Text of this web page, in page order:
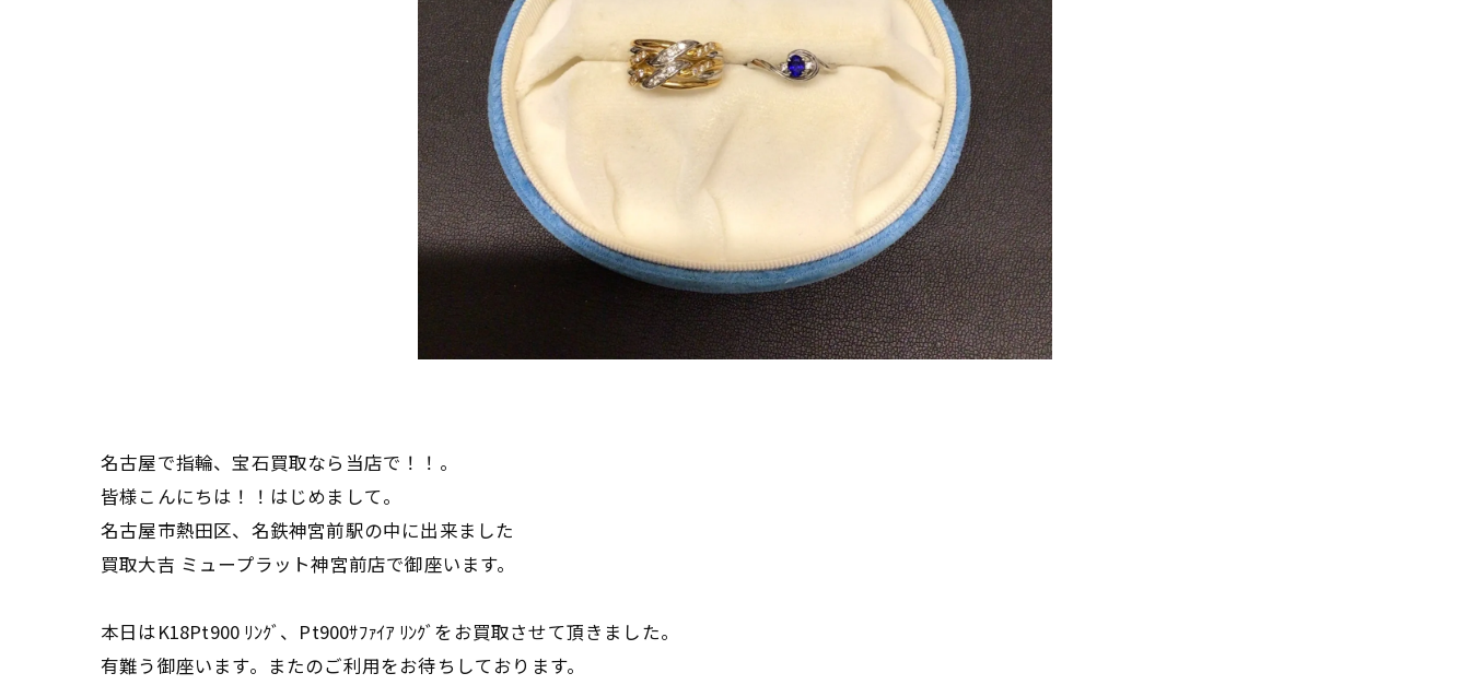
名古屋で指輪、宝石買取なら当店で！！。
皆様こんにちは！！はじめまして。
名古屋市熱田区、名鉄神宮前駅の中に出来ました
買取大吉 ミュープラット神宮前店で御座います。
本日はK18Pt900 ﾘﾝｸﾞ、Pt900ｻﾌｧｲｱ ﾘﾝｸﾞをお買取させて頂きました。
有難う御座います。またのご利用をお待ちしております。